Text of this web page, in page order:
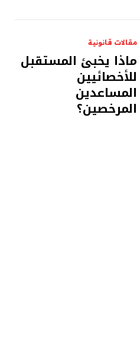
مقالات قانونية
ماذا يخبئ المستقبل
للأخصائيين
المساعدين
المرخصين؟